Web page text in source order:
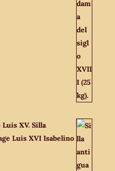
XV. Silla
Luis XVI Isabelino